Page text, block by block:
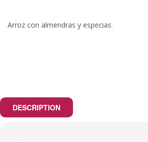
Arroz con almendras y especias.
DESCRIPTION